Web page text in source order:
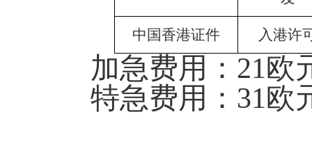
中国香港证件 入港许
加急费用： 21欧
特急费用： 31欧